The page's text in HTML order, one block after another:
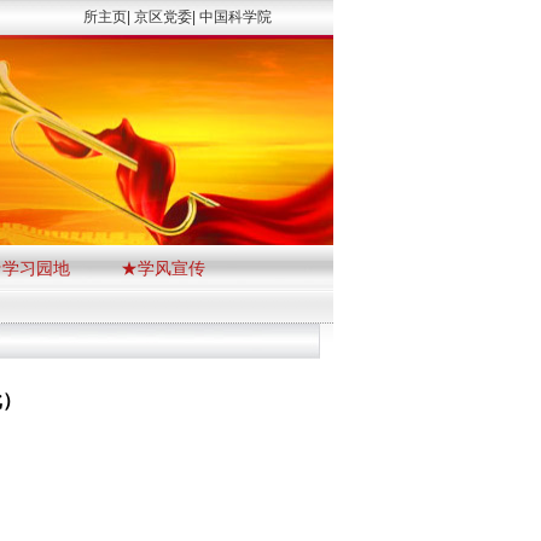
所主页| 京区党委| 中国科学院
习园地 ★学风宣传